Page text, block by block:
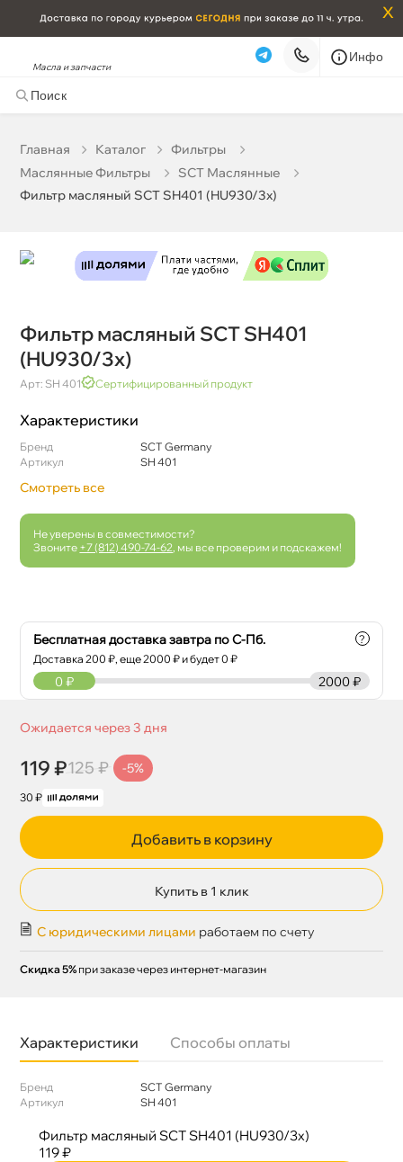
x
Масла и запчасти
Инфо
Главная Катало
Фильтры
Маслянные Фильтры
SCT Маслянные
Фильтр масляный SCT SH401 (HU930/3x)
Фильтр масляный SCT SH401
(HU930/3x)
Арт: SH 401 Сертифицированный продукт
Характеристики
Бренд
SCT Germany
Артикул
SH 401
Смотреть все
Не уверены в совместимости?
Звоните +7 (812) 490-74-62 , мы все проверим и подскажем!
Бесплатная доставка завтра по С-Пб.
Доставка200 ₽, еще2000 ₽ и будет 0 ₽
?
2000 ₽
0 ₽
Ожидается через 3 дня
119 ₽125 ₽ -5%
30 ₽
Добавить в корзину
Купить в 1 клик
С юридическими лицами работаем по счету
Скидка 5% при заказе через интернет-магазин
Характеристики Способы оплаты
Бренд
SCT Germany
Артикул
SH 401
Бесплатная Сегодня, 07.08 (при заказе от 2000₽)
Самовывоз
Фильтр масляный SCT SH401 (HU930/3x)
119 ₽